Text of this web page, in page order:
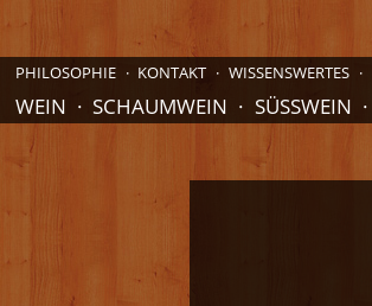
PHILOSOPHIE KONTAKT WISSENSWERTES
WEIN SCHAUMWEIN SÜSSWEIN